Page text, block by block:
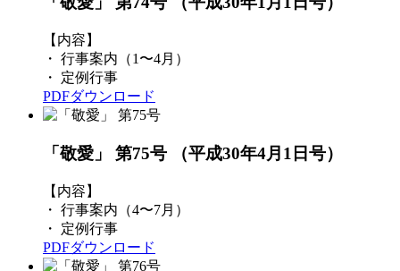
【内容】
・ 行事案内（1〜4月）
・ 定例行事
PDFダウンロード
「敬愛」 第75号 （平成30年4月1日号）
【内容】
・ 行事案内（4〜7月）
・ 定例行事
PDFダウンロード